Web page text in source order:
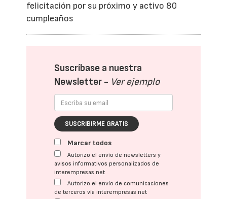
felicitación por su próximo y activo 80
cumpleaños
Suscríbase a nuestra
Newsletter - Ver ejemplo
SUSCRIBIRME GRATIS
Marcar todos
Autorizo el envío de newsletters y
avisos informativos personalizados de
interempresas.net
Autorizo el envío de comunicaciones
de terceros vía interempresas.net